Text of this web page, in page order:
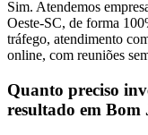
Sim. Atendemos
Oeste-SC, de forma
tráfego, atendimento
online, com reuniões
Quanto preciso
resultado em Bom